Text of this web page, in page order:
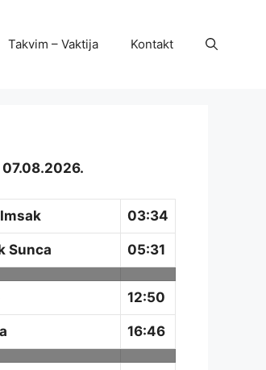
Takvim – Vaktija Kontakt
03:34
Sunca 05:31
12:50
16:46